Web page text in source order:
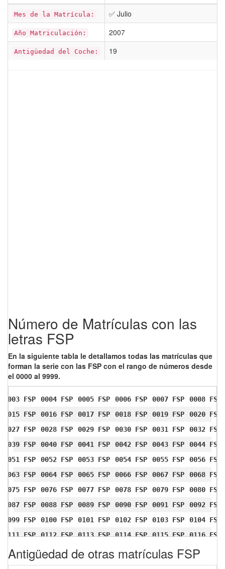
Mes de la Matrícula: ✅ Julio
Año Matriculación: 2007
Antigüedad del Coche: 19
Número de Matrículas con las
letras FSP
En la siguiente tabla le detallamos todas las matrículas que
forman la serie con las FSP con el rango de números desde
el 0000 al 9999.
0003 FSP 0004 FSP 0005 FSP 0006 FSP 0007 FSP
0008 FSP
0015 FSP
0016 FSP 0017 FSP 0018 FSP 0019 FSP
0020 FSP
0027 FSP
0028 FSP 0029 FSP 0030 FSP 0031 FSP
0032 FSP
0039 FSP
0040 FSP 0041 FSP 0042 FSP 0043 FSP
0044 FSP
0051 FSP
0052 FSP 0053 FSP 0054 FSP 0055 FSP
0056 FSP
0063 FSP
0064 FSP 0065 FSP 0066 FSP 0067 FSP
0068 FSP
0075 FSP
0076 FSP 0077 FSP 0078 FSP 0079 FSP
0080 FSP
0087 FSP
0088 FSP 0089 FSP 0090 FSP 0091 FSP
0092 FSP
0099 FSP
0100 FSP 0101 FSP 0102 FSP 0103 FSP
0104 FSP
0111 FSP
0112 FSP 0113 FSP 0114 FSP 0115 FSP
0116 FSP
0123 FSP
0124 FSP 0125 FSP 0126 FSP 0127 FSP
0128 FSP
0135 FSP
0136 FSP 0137 FSP 0138 FSP 0139 FSP
0140 FSP
Antigüedad de otras matrículas FSP